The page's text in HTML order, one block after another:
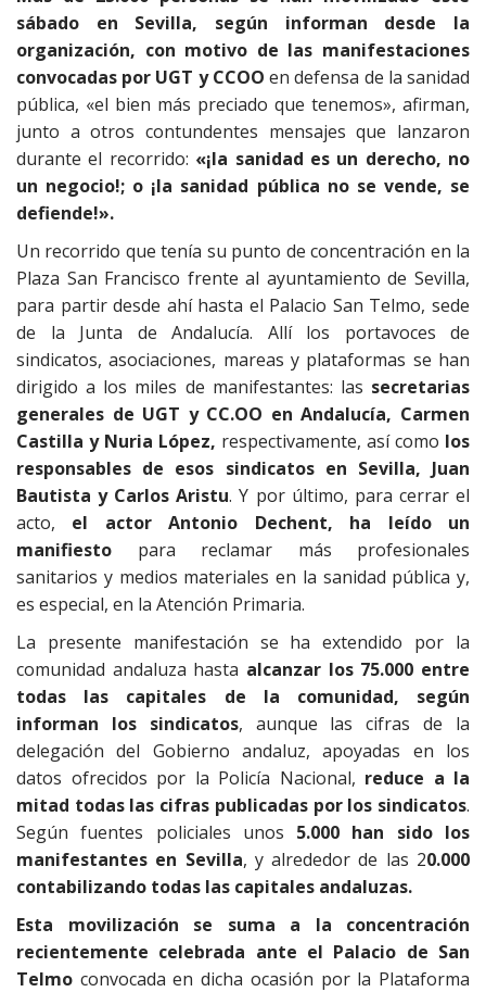
sábado en Sevilla, según informan desde la
organización, con motivo de las manifestaciones
convocadas por UGT y CCOO en defensa de la sanidad
pública, «el bien más preciado que tenemos», afirman,
junto a otros contundentes mensajes que lanzaron
durante el recorrido: «¡la sanidad es un derecho, no
un negocio!; o ¡la sanidad pública no se vende, se
defiende!».
Un recorrido que tenía su punto de concentración en la
Plaza San Francisco frente al ayuntamiento de Sevilla,
para partir desde ahí hasta el Palacio San Telmo, sede
de la Junta de Andalucía. Allí los portavoces de
sindicatos, asociaciones, mareas y plataformas se han
dirigido a los miles de manifestantes: las secretarias
generales de UGT y CC.OO en Andalucía, Carmen
Castilla y Nuria López, respectivamente, así como los
responsables de esos sindicatos en Sevilla, Juan
Bautista y Carlos Aristu. Y por último, para cerrar el
acto, el actor Antonio Dechent, ha leído un
manifiesto para reclamar más profesionales
sanitarios y medios materiales en la sanidad pública y,
es especial, en la Atención Primaria.
La presente manifestación se ha extendido por la
comunidad andaluza hasta alcanzar los 75.000 entre
todas las capitales de la comunidad, según
informan los sindicatos, aunque las cifras de la
delegación del Gobierno andaluz, apoyadas en los
datos ofrecidos por la Policía Nacional, reduce a la
mitad todas las cifras publicadas por los sindicatos.
Según fuentes policiales unos 5.000 han sido los
manifestantes en Sevilla, y alrededor de las 20.000
contabilizando todas las capitales andaluzas.
Esta movilización se suma a la concentración
recientemente celebrada ante el Palacio de San
Telmo convocada en dicha ocasión por la Plataforma